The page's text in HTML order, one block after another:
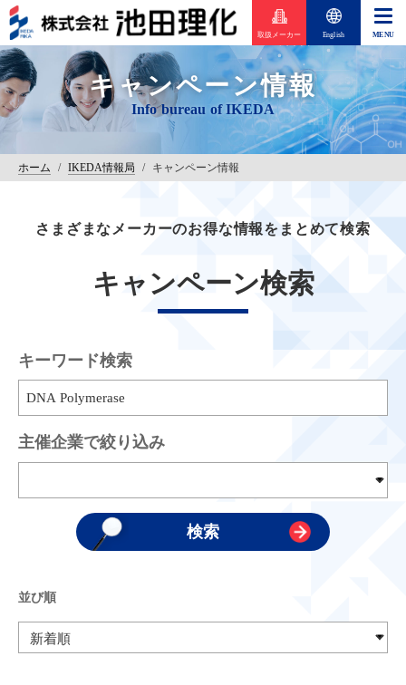
取扱メーカー English
キャンペーン情報
ホーム / IKEDA情報局 / キャンペーン情報
さまざまなメーカーのお得な情報をまとめて検索
キャンペーン検索
キーワード検索
主催企業で絞り込み
並び順